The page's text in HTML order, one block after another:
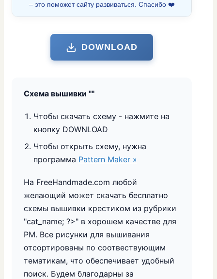
– это поможет сайту развиваться. Спасибо ❤️
DOWNLOAD
Схема вышивки ""
Чтобы скачать схему - нажмите на
кнопку DOWNLOAD
Чтобы открыть схему, нужна
программа Pattern Maker »
На FreeHandmade.com любой
желающий может скачать бесплатно
схемы вышивки крестиком из рубрики
"cat_name; ?>" в хорошем качестве для
PM. Все рисунки для вышивания
отсортированы по соотвествующим
тематикам, что обеспечивает удобный
поиск. Будем благодарны за